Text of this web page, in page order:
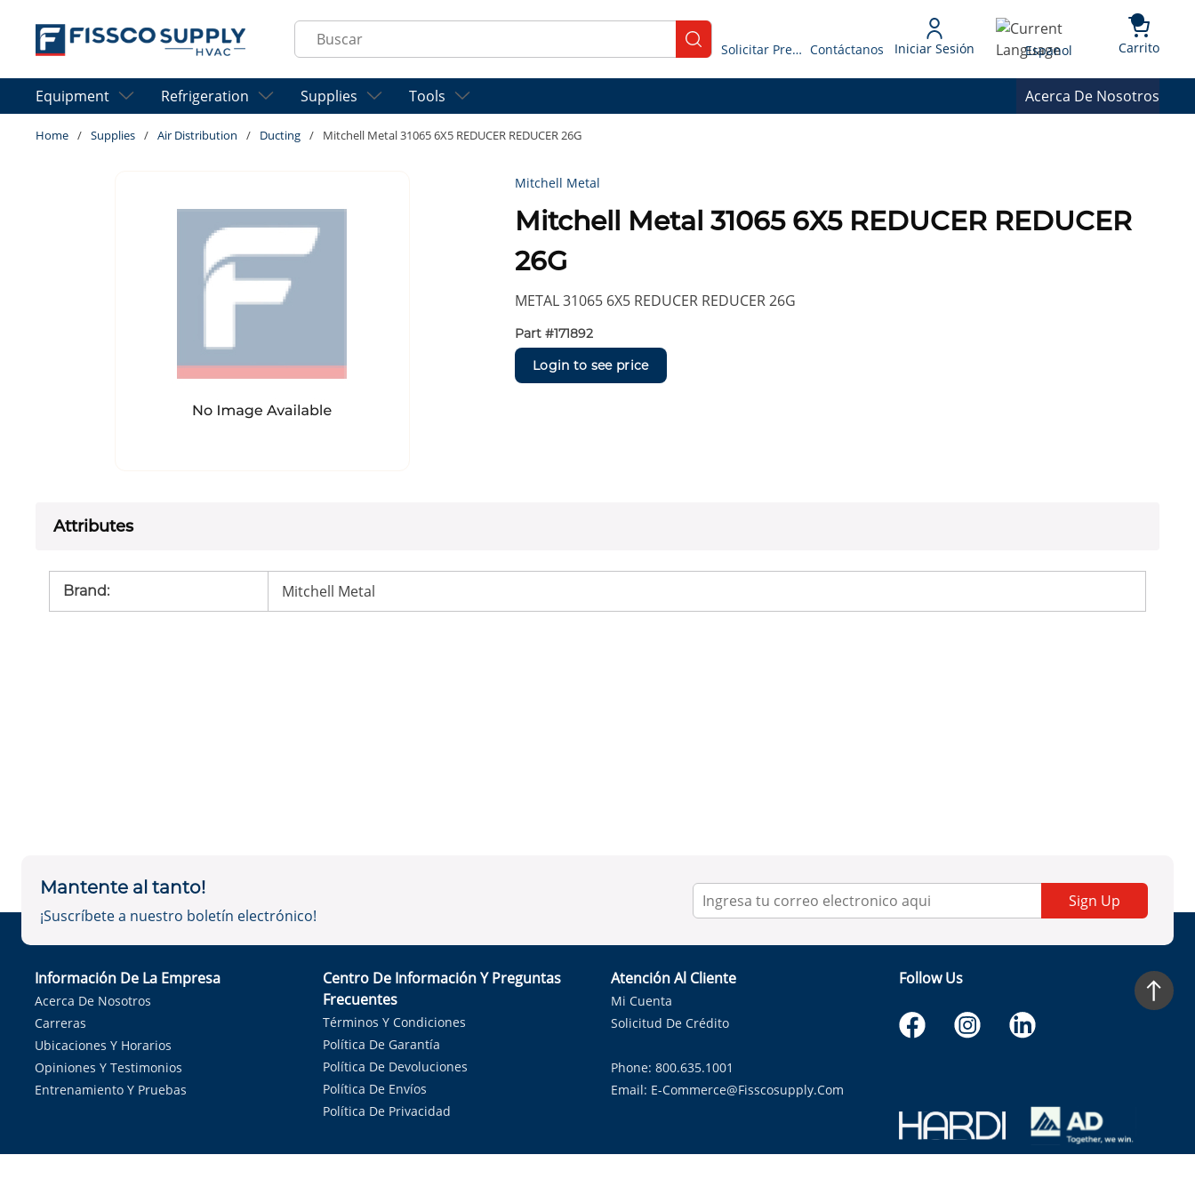
Skip to main content
Site Search
submit search
Solicitar Presupuesto Contáctanos Iniciar Sesión Language
Espanol Carrito{0}
Equipment Refrigeration Supplies Tools Acerca De Nosotros
Home / Supplies / Air Distribution / Ducting / Mitchell Metal 31065 6X5 REDUCER REDUCER 26G
Mitchell Metal
Mitchell Metal 31065 6X5 REDUCER REDUCER
26G
METAL 31065 6X5 REDUCER REDUCER 26G
Part #171892
Login to see price
Attributes
Brand: Mitchell Metal
Mantente al tanto!
¡Suscríbete a nuestro boletín electrónico!
Sign Up
Información De La Empresa
Acerca De Nosotros
Carreras
Ubicaciones Y Horarios
Opiniones Y Testimonios
Entrenamiento Y Pruebas
Centro De Información Y Preguntas
Frecuentes
Términos Y Condiciones
Política De Garantía
Política De Devoluciones
Política De Envíos
Política De Privacidad
Atención Al Cliente
Mi Cuenta
Solicitud De Crédito
Phone: 800.635.1001
Email: E-Commerce@fisscosupply.com
Follow Us